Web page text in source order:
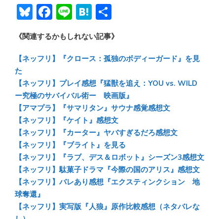
Bl
u
e
sk
y
F
ac
e
b
o
ok
Li
n
e
H
at
e
n
a
有
《関連するかもしれない記事》
【ネッフリ】『クロース：孤独のボディーガード』を見
た
【ネッフリ】プレイ感想『猛獣を追え：YOU vs. WILD
ー究極のサバイバル術ー 映画版』
【アマプラ】『サマリタン』サウナ感覚感想文
【ネッフリ】『ケイト』感想文
【ネッフリ】『カーター』ヤバすぎるだろ感想文
【ネッフリ】『ブライト』を見る
【ネッフリ】『ラブ、デス＆ロボット』シーズン3感想文
【ネッフリ】駄菓子ドラマ『今際の国のアリス』感想文
【ネッフリ】バレあり感想『エクスティンクション 地
球奪還』
【ネッフリ】実写版『人狼』原作比較感想（ネタバレな